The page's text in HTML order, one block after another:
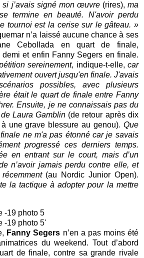
si j’avais signé mon œuvre (rires), ma
termine en beauté. N'avoir perdu
tournoi est la cerise sur le gâteau. »
n’a laissé aucune chance à ses
Cebollada en quart de finale,
demi et enfin Fanny Segers en finale.
sereinement, indique-t-elle, car
ouvert jusqu'en finale. J'avais
possibles, avec plusieurs
était le quart de finale entre Fanny
Ensuite, je ne connaissais pas du
Laura Gamblin (de retour après dix
à une grave blessure au genou). Que
ne m'a pas étonné car je savais
progressé ces derniers temps.
en entrant sur le court, mais d’un
n’avoir jamais perdu contre elle, et
(au Nordic Junior Open).
la tactique à adopter pour la mettre
Fanny Segers n’en a pas moins été
du weekend. Tout d’abord
de finale, contre sa grande rivale